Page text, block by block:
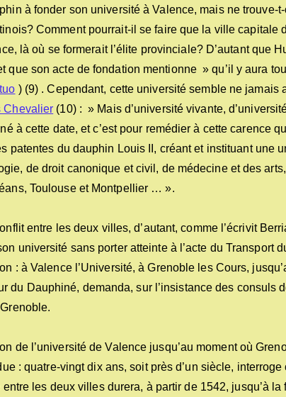
à fonder son université à Valence, mais ne trouve-
Comment pourrait-il se faire que la ville capitale
là où se formerait l’élite provinciale? D’autant que
que son acte de fondation mentionne » qu’il y aura
) (9) . Cependant, cette université semble ne jamais
Chevalier (10) : » Mais d’université vivante,
à cette date, et c’est pour remédier à cette carence
patentes du dauphin Louis II, créant et instituant une
de droit canonique et civil, de médecine et des
Toulouse et Montpellier … ».
entre les deux villes, d’autant, comme l’écrivit
université sans porter atteinte à l’acte du Transport
: à Valence l’Université, à Grenoble les Cours,
du Dauphiné, demanda, sur l’insistance des consuls
de l’université de Valence jusqu’au moment où
: quatre-vingt dix ans, soit près d’un siècle,
les deux villes durera, à partir de 1542, jusqu’à la